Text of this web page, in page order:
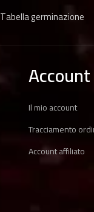
Tabella germinazione
Account
Il mio account
Tracciamento
Account affiliato